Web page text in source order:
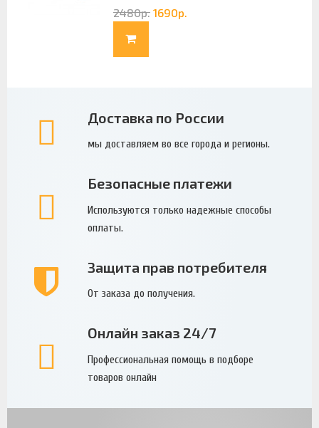
2480р. 1690р.
Доставка по России
мы доставляем во все города и регионы.
Безопасные платежи
Используются только надежные способы
оплаты.
Защита прав потребителя
От заказа до получения.
Онлайн заказ 24/7
Профессиональная помощь в подборе
товаров онлайн